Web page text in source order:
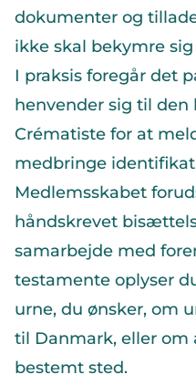
dokumenter og
ikke skal bekymre
I praksis foregår det
henvender sig til den
Crématiste for at
medbringe
Medlemsskabet
håndskrevet
samarbejde med
testamente oplyser
urne, du ønsker, om
til Danmark, eller om
bestemt sted.